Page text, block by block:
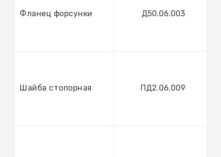
Фланец форсунки Д50.06.003
Шайба стопорная ПД2.06.009